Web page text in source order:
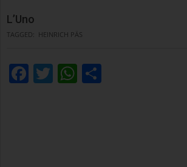
L’Uno
TAGGED: HEINRICH PÄS
Facebook
TwitterWhatsApp